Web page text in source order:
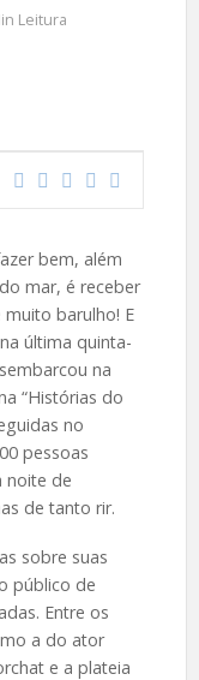
Leitura
bem, além
mar, é receber
barulho! E
última quinta-
na
“Histórias do
no
pessoas
noite de
de tanto rir.
sobre suas
público de
Entre os
a do ator
e a plateia